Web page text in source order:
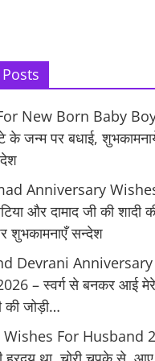
New Born Baby
के जन्म पर बधाई,
Anniversary
और दामाद जी की शादी
शुभकामनाएँ सन्देश
Devrani Anniversary
– स्वर्ग से बनकर आई
की जोड़ी…
For Husband